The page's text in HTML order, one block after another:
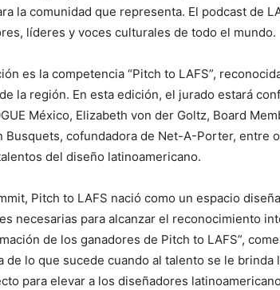
la comunidad que representa. El podcast de
líderes y voces culturales de todo el mundo.
es la competencia “Pitch to LAFS”,
la región. En esta edición, el jurado estará
México, Elizabeth von der Goltz, Board
Busquets, cofundadora de Net-A-Porter,
del diseño latinoamericano.
Pitch to LAFS nació como un espacio
necesarias para alcanzar el reconocimiento
de los ganadores de Pitch to LAFS”,
lo que sucede cuando al talento se le brinda
para elevar a los diseñadores